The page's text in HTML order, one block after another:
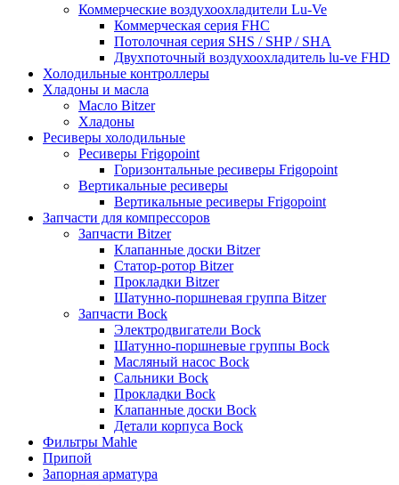
Коммерческие воздухоохладители Lu-Ve
Коммерческая серия FHC
Потолочная серия SHS / SHP / SHA
Двухпоточный воздухоохладитель lu-ve FHD
Холодильные контроллеры
Хладоны и масла
Масло Bitzer
Хладоны
Ресиверы холодильные
Ресиверы Frigopoint
Горизонтальные ресиверы Frigopoint
Вертикальные ресиверы
Вертикальные ресиверы Frigopoint
Запчасти для компрессоров
Запчасти Bitzer
Клапанные доски Bitzer
Статор-ротор Bitzer
Прокладки Bitzer
Шатунно-поршневая группа Bitzer
Запчасти Bock
Электродвигатели Bock
Шатунно-поршневые группы Bock
Масляный насос Bock
Сальники Bock
Прокладки Bock
Клапанные доски Bock
Детали корпуса Bock
Фильтры Mahle
Припой
Запорная арматура